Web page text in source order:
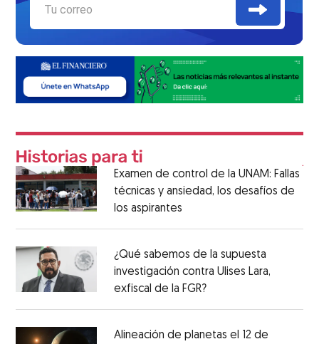
Examen de control de la UNAM: Fallas
técnicas y ansiedad, los desafíos de
los aspirantes
¿Qué sabemos de la supuesta
investigación contra Ulises Lara,
exfiscal de la FGR?
Alineación de planetas el 12 de